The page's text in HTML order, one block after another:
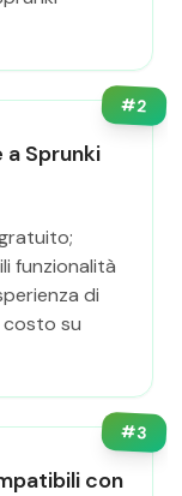
#2
Sprunki
funzionalità
di
costo su
#3
con